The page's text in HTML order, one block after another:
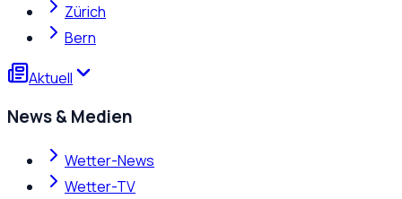
Zürich
Bern
Aktuell
News & Medien
Wetter-News
Wetter-TV